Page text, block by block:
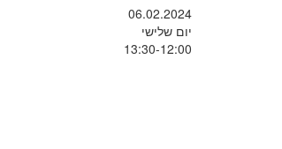
06.02.2024
יום שלישי
13:30-12:00